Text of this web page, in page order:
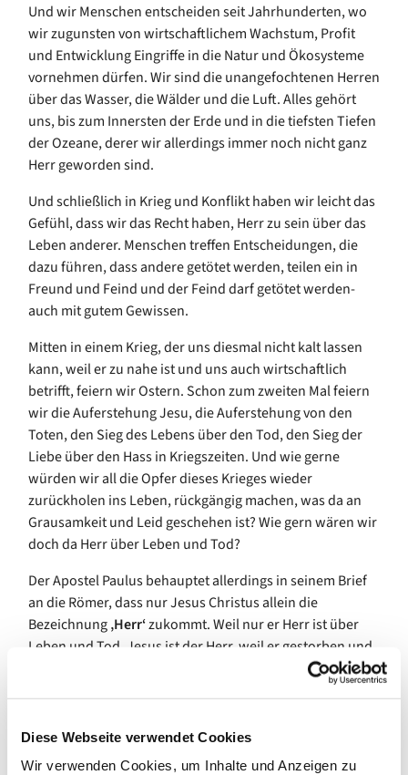
Diese Webseite verwendet Cookies
Wir verwenden Cookies, um Inhalte und Anzeigen zu
Und wirMenschenentscheiden seit Jahrhunderten,wo
wirzugunsten von wirtschaftlichem Wachstum, Profit
und Entwicklung Eingriffe in die Natur und Ökosysteme
vornehmen dürfen. Wir sind die unangefochtenen Herren
über das Wasser, die Wälder und dieLuft. Alles gehört
uns, bis zum Innersten der Erde und in die tiefsten Tiefen
der Ozeane, derer wir allerdings immer noch nicht ganz
Herr geworden sind.
Undschließlich in Krieg und Konflikthabenwirleicht das
Gefühl, dass wirdas Recht haben,Herr zu sein über das
Leben anderer. Menschen treffen Entscheidungen, die
dazu führen, dassanderegetötet werden, teilen ein in
Freund und Feind und der Feind darf getötet werden-
auch mit gutem Gewissen.
Mitten in einem Krieg, der uns diesmal nicht kalt lassen
kann, weil er zu nahe ist und uns auch wirtschaftlich
betrifft, feiern wir Ostern. Schon zum zweiten Malfeiern
wir die Auferstehung Jesu, die Auferstehung von den
Toten, denSieg des Lebens über den Tod, den Sieg der
Liebe über den Hass in Kriegszeiten. Und wie gerne
würden wir all die Opfer dieses Krieges wieder
zurückholen ins Leben, rückgängig machen, was da an
Grausamkeit und Leid geschehen ist?Wie gern wären wir
doch da Herr über Leben und Tod?
Der Apostel Paulus behauptetallerdingsin seinem Brief
an die Römer, dass nur Jesus Christus allein die
Bezeichnung‚Herr‘zukommt.Weilnur er Herr ist über
Leben und Tod. Jesus ist der Herr, weil er gestorben und
auferstanden ist. Weil er so von Gott zum Herrn gemacht,
. Niemand kann Herr sein, als der, der als
Macht Gottes am eigenen Leib erfahren konnte.
Für Paulus steht außerdem fest, dass wir als Menschen